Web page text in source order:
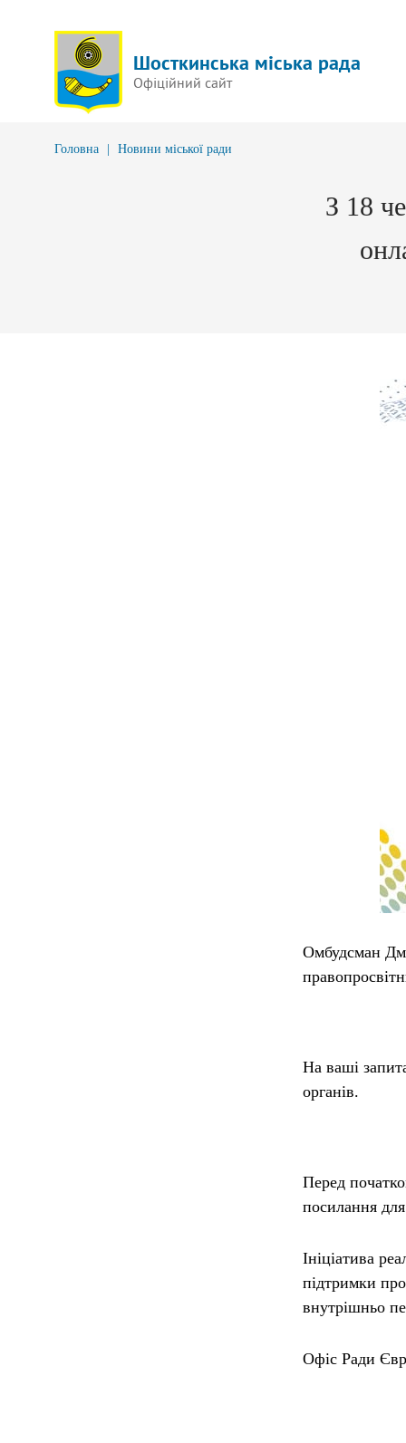
Шосткинська міська рада
Офіційний сайт
Головна Новини міської ради
З 18
Омбудсман
На ваші
органів.
Перед
посилання
Ініціатива
підтримки
внутрішньо
Офіс Ради